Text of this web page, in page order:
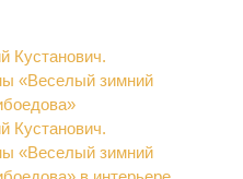
₽.